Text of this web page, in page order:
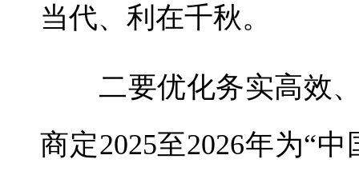
当代、利在千秋。
二要优化务实高效、
商定2025至2026年为“